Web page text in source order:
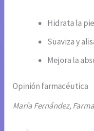
Hidrata la
Suaviza y
Mejora la
Opinión farmacéutica
María Fernández,